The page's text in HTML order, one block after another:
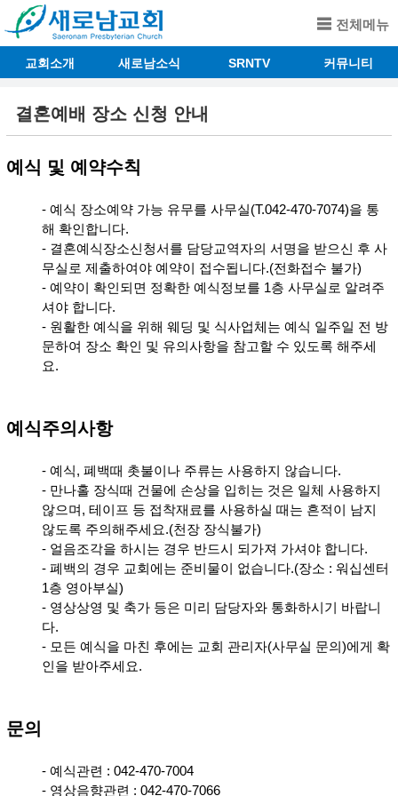
전체메뉴
교회소개 새로남소식 SRNTV 커뮤니티
결혼예배 장소 신청 안내
예식 및 예약수칙
- 예식 장소예약 가능 유무를 사무실(T.042-470-7074)을 통
해 확인합니다.
- 결혼예식장소신청서를 담당교역자의 서명을 받으신 후 사
무실로 제출하여야 예약이 접수됩니다.(전화접수 불가)
- 예약이 확인되면 정확한 예식정보를 1층 사무실로 알려주
셔야 합니다.
- 원활한 예식을 위해 웨딩 및 식사업체는 예식 일주일 전 방
문하여 장소 확인 및 유의사항을 참고할 수 있도록 해주세
요.
예식주의사항
- 예식, 폐백때 촛불이나 주류는 사용하지 않습니다.
- 만나홀 장식때 건물에 손상을 입히는 것은 일체 사용하지
않으며, 테이프 등 접착재료를 사용하실 때는 흔적이 남지
않도록 주의해주세요.(천장 장식불가)
- 얼음조각을 하시는 경우 반드시 되가져 가셔야 합니다.
- 폐백의 경우 교회에는 준비물이 없습니다.(장소 : 워십센터
1층 영아부실)
- 영상상영 및 축가 등은 미리 담당자와 통화하시기 바랍니
다.
- 모든 예식을 마친 후에는 교회 관리자(사무실 문의)에게 확
인을 받아주세요.
문의
- 예식관련 : 042-470-7004
- 영상음향관련 : 042-470-7066